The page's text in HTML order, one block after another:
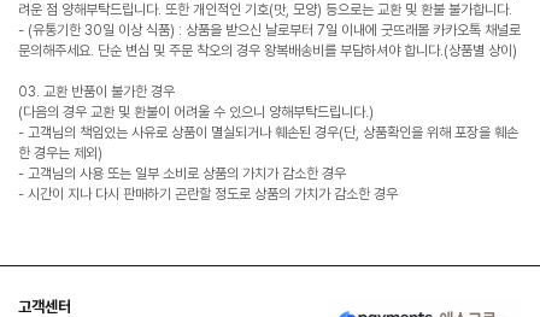
려운 점 양해부탁드립니다. 또한 개인적인 기호(맛, 모양) 등으로는 교환 및 환불 불가합니다.
- (유통기한 30일 이상 식품) : 상품을 받으신 날로부터 7일 이내에 굿뜨래몰 카카오톡 채널로
문의해주세요. 단순 변심 및 주문 착오의 경우 왕복배송비를 부담하셔야 합니다.(상품별 상이)
03. 교환 반품이 불가한 경우
(다음의 경우 교환 및 환불이 어려울 수 있으니 양해부탁드립니다.)
- 고객님의 책임있는 사유로 상품이 멸실되거나 훼손된 경우(단, 상품확인을 위해 포장을 훼손
한 경우는 제외)
- 고객님의 사용 또는 일부 소비로 상품의 가치가 감소한 경우
- 시간이 지나 다시 판매하기 곤란할 정도로 상품의 가치가 감소한 경우
고객센터